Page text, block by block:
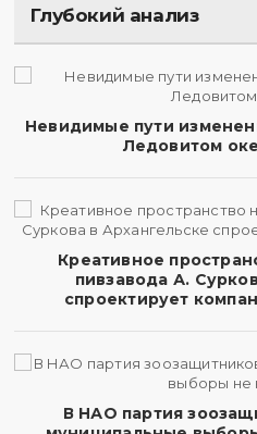
Глубокий анализ
Невидимые пути
Ледовитом
Креативное
пивзавода А.
спроектирует
В НАО партия